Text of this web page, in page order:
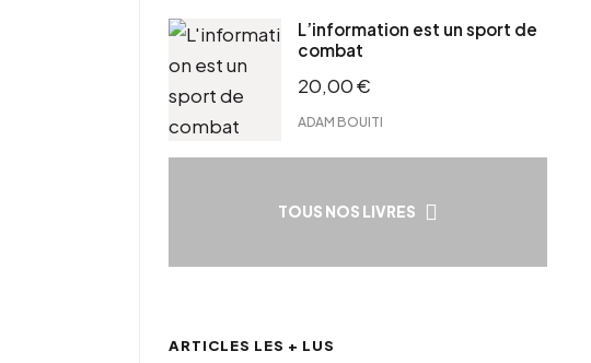
L’information est un sport de
combat
20,00€
ADAM BOUITI
TOUS NOS LIVRES
ARTICLES LES + LUS